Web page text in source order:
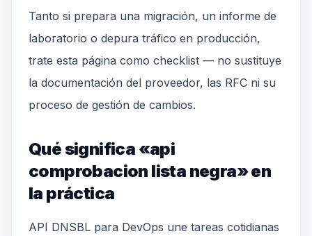
Tanto si prepara una migración, un informe de
laboratorio o depura tráfico en producción,
trate esta página como checklist — no sustituye
la documentación del proveedor, las RFC ni su
proceso de gestión de cambios.
Qué significa «api
comprobacion lista negra» en
la práctica
API DNSBL para DevOps une tareas cotidianas